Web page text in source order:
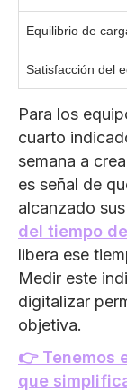
Equilibrio de
Satisfacción del
Para los
cuarto
semana a
es señal de
alcanzado
del tiempo
libera ese
Medir este
digitalizar
objetiva.
👉 Tenemos
que